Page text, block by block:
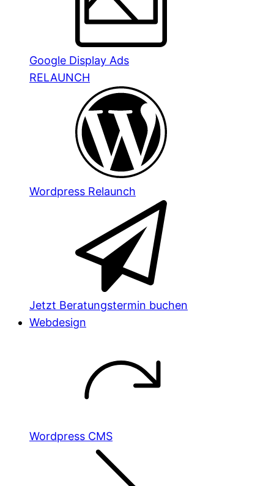
Google Display Ads
RELAUNCH
Wordpress Relaunch
Jetzt Beratungstermin buchen
Webdesign
Wordpress CMS